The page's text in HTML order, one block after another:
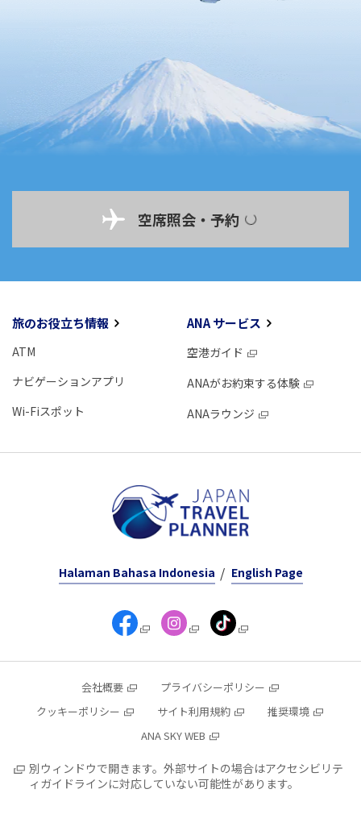
空席照会・予約
旅のお役立ち情報
ATM
ナビゲーションアプリ
Wi-Fiスポット
ANA サービス
空港ガイド
ANAがお約束する体験
ANAラウンジ
Halaman Bahasa Indonesia English Page
会社概要
プライバシーポリシー
クッキーポリシー
サイト利用規約
推奨環境
ANA SKY WEB
別ウィンドウで開きます。外部サイトの場合はアクセシビリテ
ィガイドラインに対応していない可能性があります。